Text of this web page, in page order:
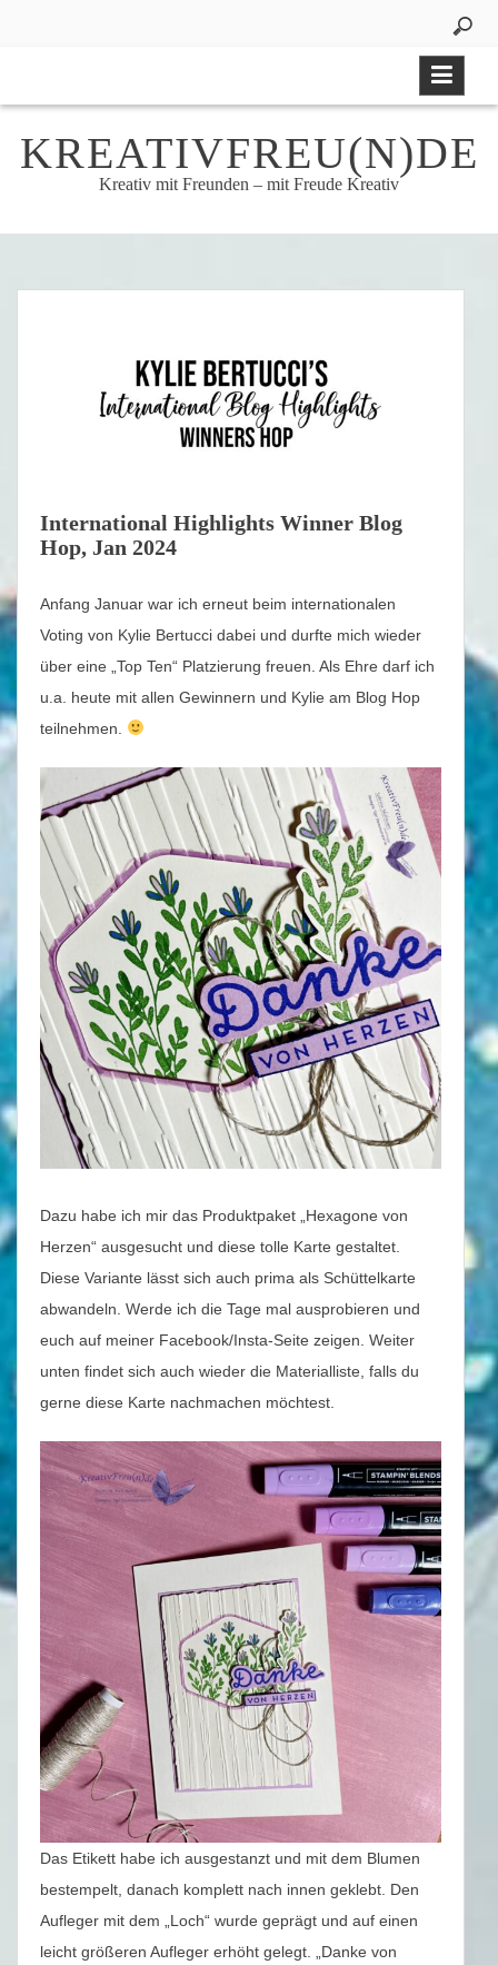
KREATIVFREU(N)DE
Kreativ mit Freunden – mit Freude Kreativ
International Highlights Winner Blog
Hop, Jan 2024
Anfang Januar war ich erneut beim internationalen
Voting von Kylie Bertucci dabei und durfte mich wieder
über eine „Top Ten“ Platzierung freuen. Als Ehre darf ich
u.a. heute mit allen Gewinnern und Kylie am Blog Hop
teilnehmen.
Dazu habe ich mir das Produktpaket „Hexagone von
Herzen“ ausgesucht und diese tolle Karte gestaltet.
Diese Variante lässt sich auch prima als Schüttelkarte
abwandeln. Werde ich die Tage mal ausprobieren und
euch auf meiner Facebook/Insta-Seite zeigen. Weiter
unten findet sich auch wieder die Materialliste, falls du
gerne diese Karte nachmachen möchtest.
Das Etikett habe ich ausgestanzt und mit dem Blumen
bestempelt, danach komplett nach innen geklebt. Den
Aufleger mit dem „Loch“ wurde geprägt und auf einen
leicht größeren Aufleger erhöht gelegt. „Danke von